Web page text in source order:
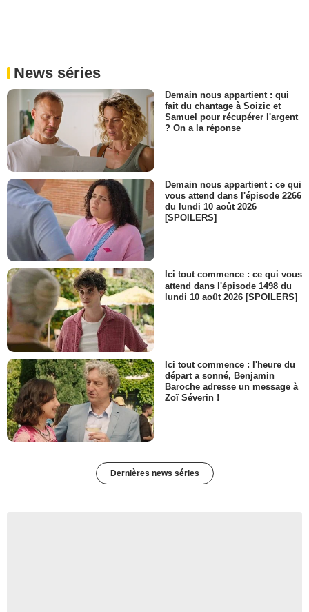
News séries
Demain nous appartient : qui
fait du chantage à Soizic et
Samuel pour récupérer l'argent
? On a la réponse
Demain nous appartient : ce qui
vous attend dans l'épisode 2266
du lundi 10 août 2026
[SPOILERS]
Ici tout commence : ce qui vous
attend dans l'épisode 1498 du
lundi 10 août 2026 [SPOILERS]
Ici tout commence : l'heure du
départ a sonné, Benjamin
Baroche adresse un message à
Zoï Séverin !
Dernières news séries